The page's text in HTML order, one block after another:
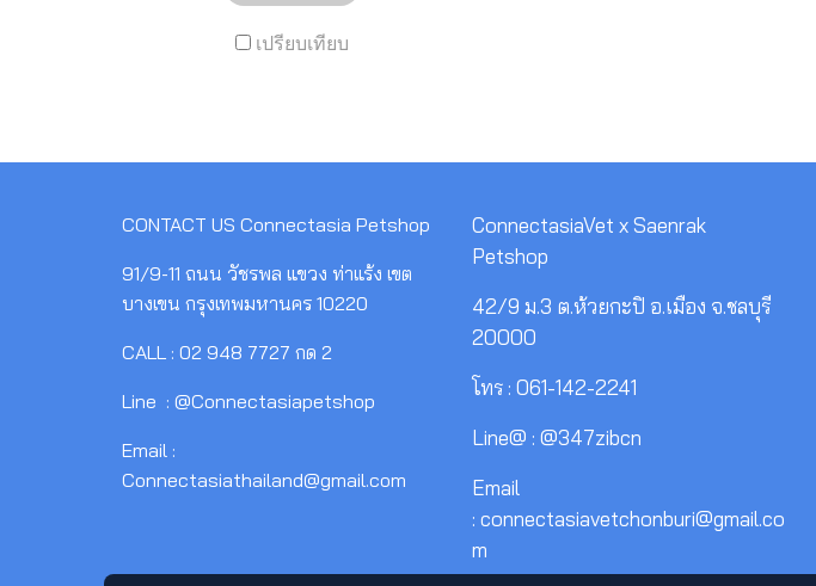
เปรียบเทียบ
CONTACT US Connectasia Petshop
91/9-11 ถนน วัชรพล แขวง ท่าแร้ง เขต
บางเขน กรุงเทพมหานคร 10220
CALL : 02 948 7727 กด 2
Line : @Connectasiapetshop
Email :
Connectasiathailand@gmail.com
ConnectasiaVet x Saenrak
Petshop
42/9 ม.3 ต.ห้วยกะปิ อ.เมือง จ.ชลบุรี
20000
โทร : 061-142-2241
Line@ : @347zibcn
Email
: connectasiavetchonburi@gmail.co
m